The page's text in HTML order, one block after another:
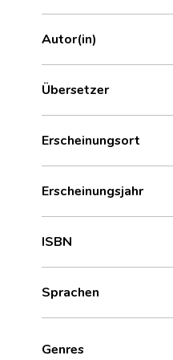
Autor(in)
Übersetzer
Erscheinungsort
Erscheinungsjahr
ISBN
Sprachen
Genres